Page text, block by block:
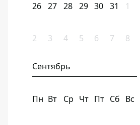
26 27 28 29 30 31 1
2 3 4 5 6 7 8
Сентябрь
Пн Вт Ср Чт Пт Сб Вс